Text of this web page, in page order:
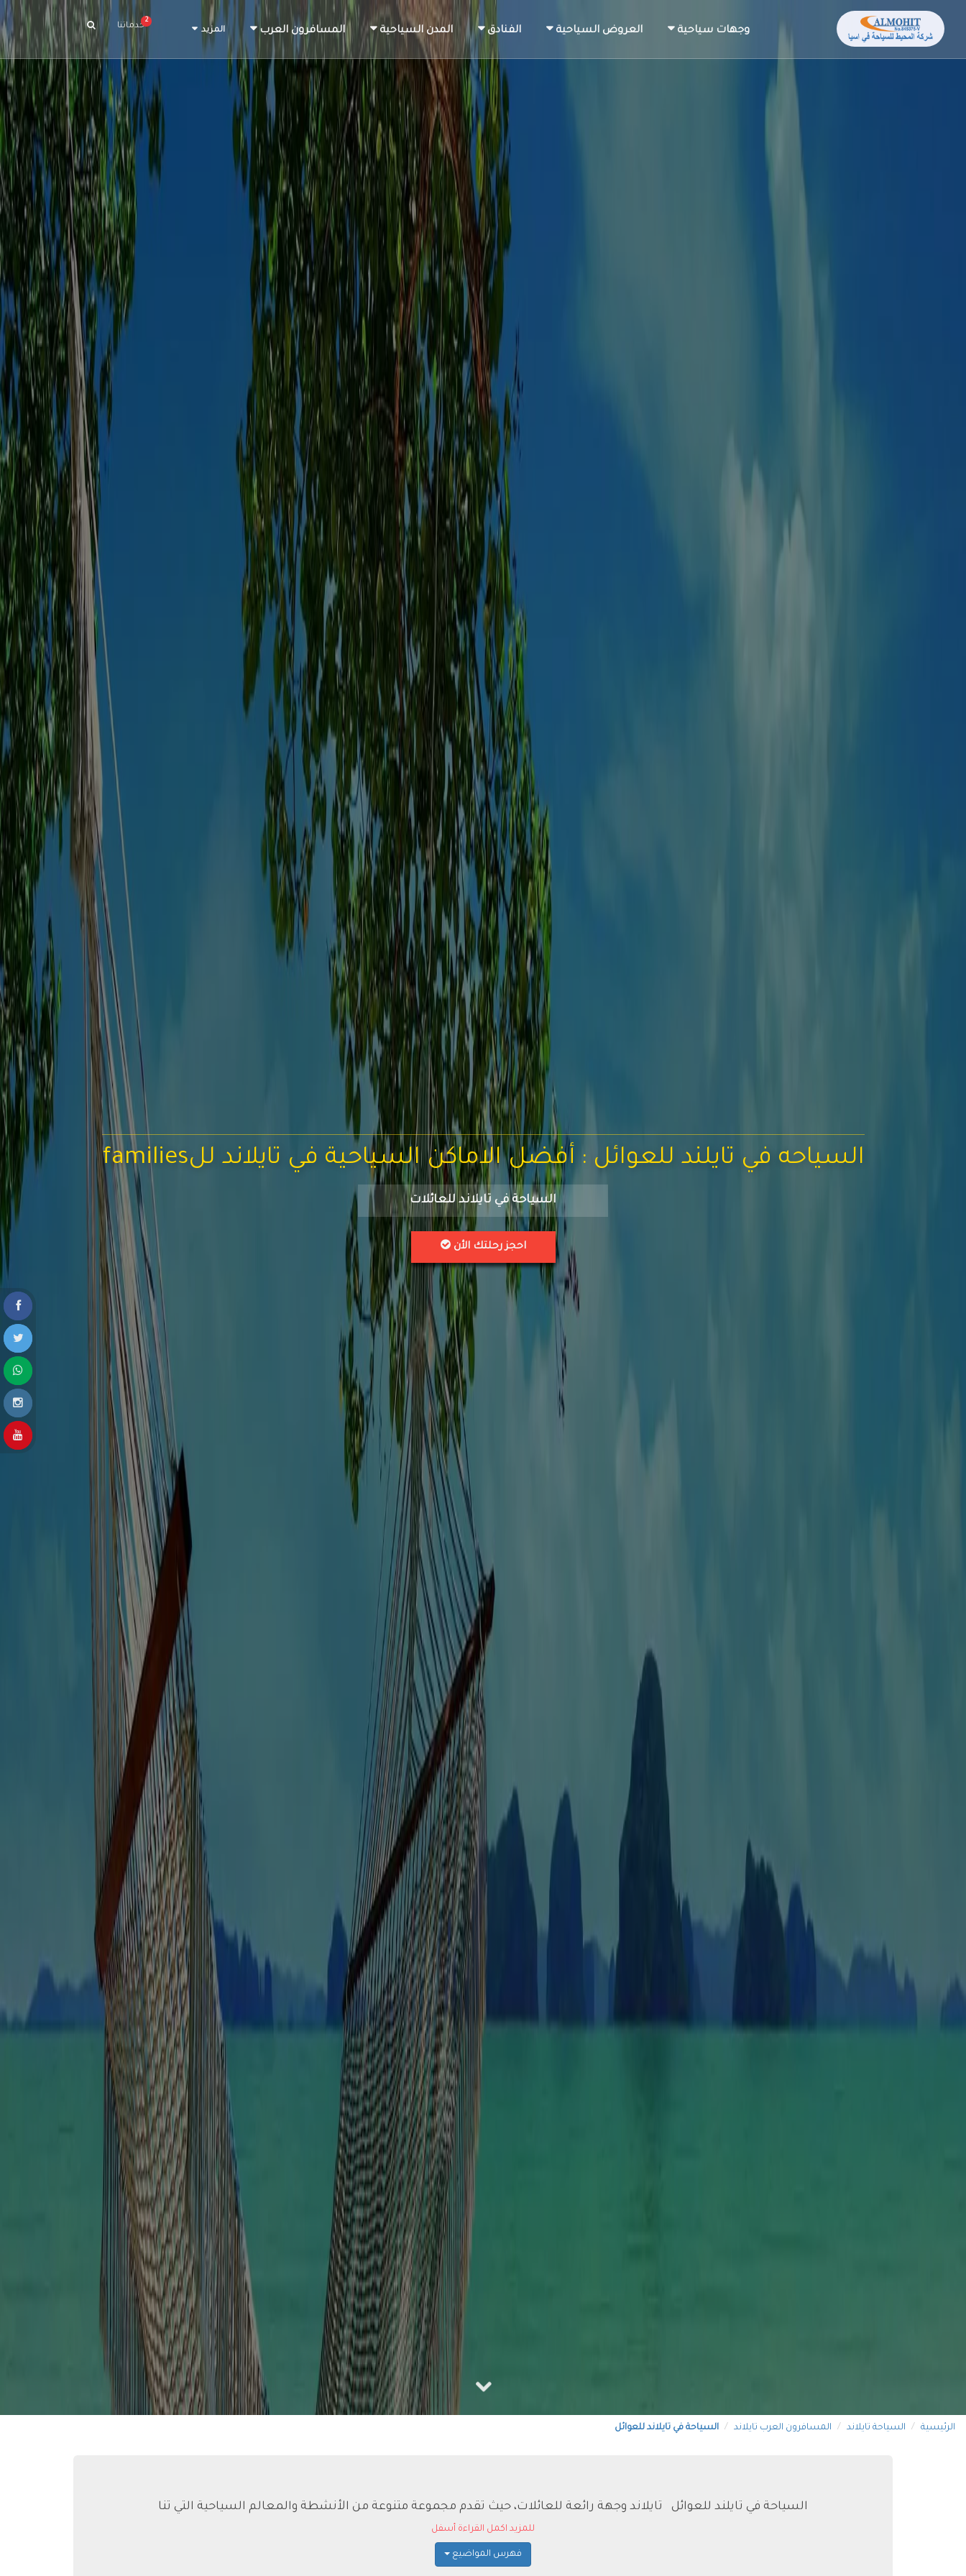
خدماتنا
2
وجهات سياحية العروض السياحية الفنادق المدن السياحية المسافرون العرب المزيد
السياحه في تايلند للعوائل : أفضل الاماكن السياحية في تايلاند للfamilies
السياحة في تايلاند للعائلات
احجز رحلتك الأن
الرئيسية السياحة تايلاند المسافرون العرب تايلاند السياحة في تايلاند للعوائل
السياحة في تايلند للعوائل تايلاند وجهة رائعة للعائلات، حيث تقدم مجموعة متنوعة من الأنشطة والمعالم السياحية التي تنا
للمزيد اكمل القراءة أسفل
فهرس المواضيع